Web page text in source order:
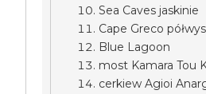
Sea Caves jaskinie
Cape Greco
Blue Lagoon
most Kamara Tou
cerkiew Agioi